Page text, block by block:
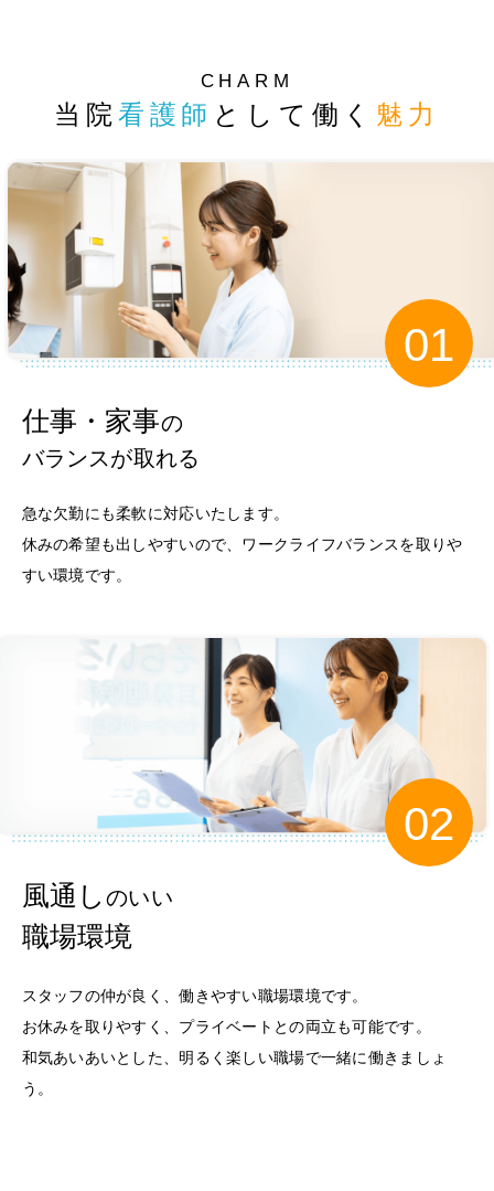
CHARM
当院看護師 として働く 魅力
仕事・家事の
バランスが取れる
急な欠勤にも柔軟に対応いたします。
休みの希望も出しやすいので、ワークライフバランスを取りや
すい環境です。
風通しのいい
職場環境
スタッフの仲が良く、働きやすい職場環境です。
お休みを取りやすく、プライベートとの両立も可能です。
和気あいあいとした、明るく楽しい職場で一緒に働きましょ
う。